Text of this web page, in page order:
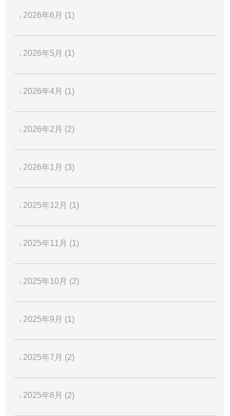
2026年6月 (1)
2026年5月 (1)
2026年4月 (1)
2026年2月 (2)
2026年1月 (3)
2025年12月 (1)
2025年11月 (1)
2025年10月 (2)
2025年9月 (1)
2025年7月 (2)
2025年6月 (2)